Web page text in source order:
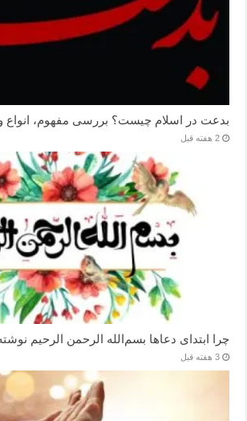
بدعت در اسلام چیست؟ بررسی مفهوم، انواع و
2 هفته قبل
چرا ابتدای دعاها بسم‌الله الرحمن الرحیم
3 هفته قبل